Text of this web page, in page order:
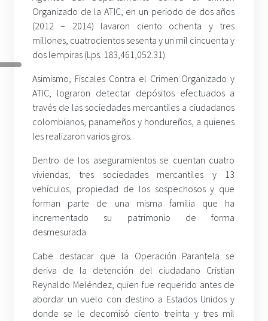
Organizado de la ATIC, en un periodo de dos años
(2012 – 2014) lavaron ciento ochenta y tres
millones, cuatrocientos sesenta y un mil cincuenta y
dos lempiras (Lps. 183,461,052.31).
Asimismo, Fiscales Contra el Crimen Organizado y
ATIC, lograron detectar depósitos efectuados a
través de las sociedades mercantiles a ciudadanos
colombianos, panameños y hondureños, a quienes
les realizaron varios giros.
Dentro de los aseguramientos se cuentan cuatro
viviendas, tres sociedades mercantiles y 13
vehículos, propiedad de los sospechosos y que
forman parte de una misma familia que ha
incrementado su patrimonio de forma
desmesurada.
Cabe destacar que la Operación Parantela se
deriva de la detención del ciudadano Cristian
Reynaldo Meléndez, quien fue requerido antes de
abordar un vuelo con destino a Estados Unidos y
donde se le decomisó ciento treinta y tres mil